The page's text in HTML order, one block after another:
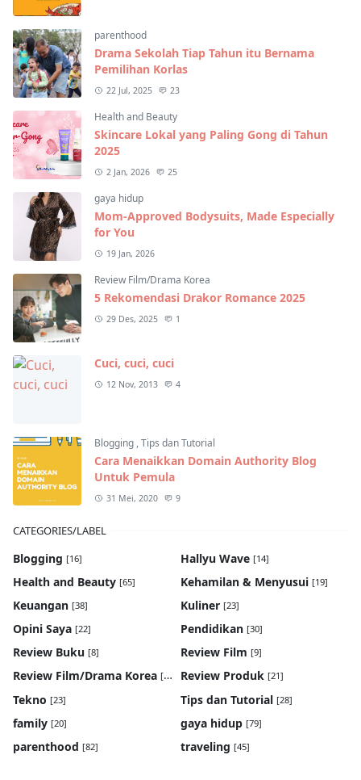
parenthood
Drama Sekolah Tiap Tahun itu Bernama
Pemilihan Korlas
22 Jul, 2025 23
Health and Beauty
Skincare Lokal yang Paling Gong di Tahun
2025
2 Jan, 2026 25
gaya hidup
Mom-Approved Bodysuits, Made Especially
for You
19 Jan, 2026
Review Film/Drama Korea
5 Rekomendasi Drakor Romance 2025
29 Des, 2025 1
Cuci, cuci, cuci
12 Nov, 2013 4
Blogging ,Tips dan Tutorial
Cara Menaikkan Domain Authority Blog
Untuk Pemula
31 Mei, 2020 9
CATEGORIES/LABEL
Blogging [16] Hallyu Wave [14]
Health and Beauty [65] Kehamilan & Menyusui [19]
Keuangan [38] Kuliner [23]
Opini Saya [22] Pendidikan [30]
Review Buku [8] Review Film [9]
Review Film/Drama Korea [22] Review Produk [21]
Tekno [23] Tips dan Tutorial [28]
family [20] gaya hidup [79]
parenthood [82] traveling [45]